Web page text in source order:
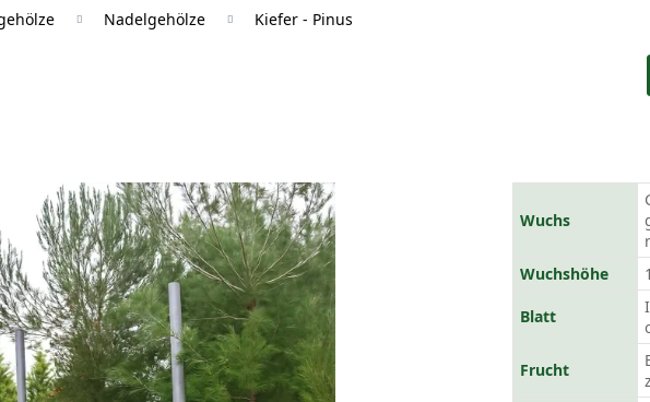
Nadelgehölze Kiefer - Pinus
Wuchs
Wuchshöhe
Blatt
Frucht